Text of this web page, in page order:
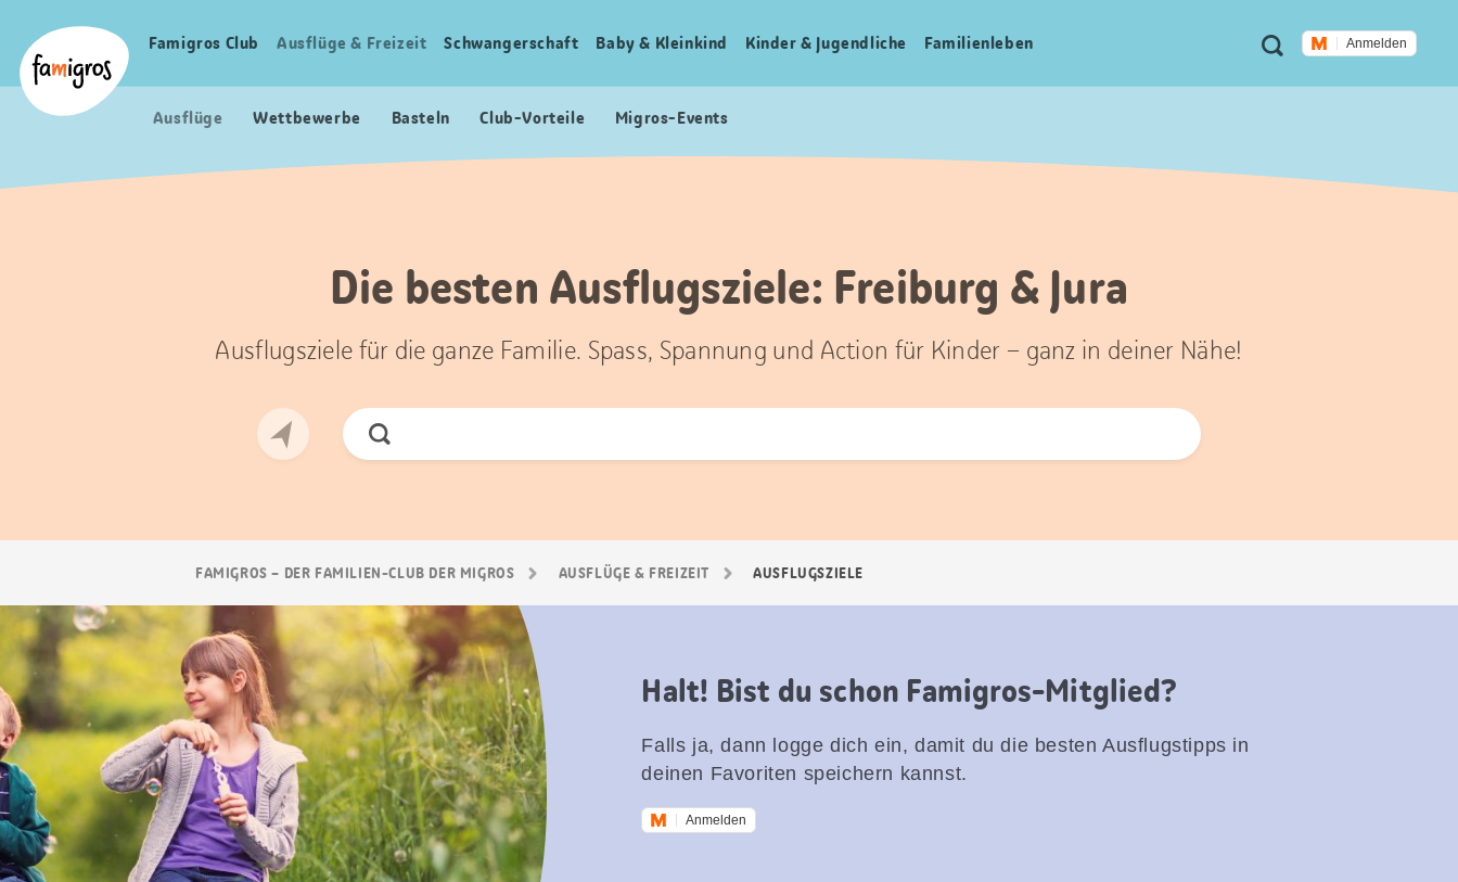
Navigation
Logo
Meta
Navigation
Suche Anmelden
Haupt
Famigros Club Ausflüge & Freizeit Schwangerschaft Baby & Kleinkind Kinder & Jugendliche Familien­leben
Ausflüge Wettbewerbe Basteln Club-Vorteile Migros-Events
Die besten Ausflugsziele: Freiburg & Jura
Ausflugsziele für die ganze Familie. Spass, Spannung und Action für Kinder – ganz in deiner Nähe!
Jetzt
FAMIGROS – DER FAMILIEN-CLUB DER MIGROS AUSFLÜGE & FREIZEIT AUSFLUGSZIELE
Halt! Bist du schon Famigros-Mitglied?
Falls ja, dann logge dich ein, damit du die besten Ausflugstipps in
deinen Favoriten speichern kannst.
Anmelden